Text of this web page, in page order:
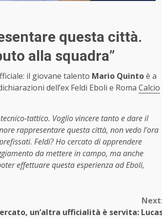
questa città.
alla squadra”
il giovane talento Mario Quintoè a
dell’ex Feldi Eboli e Roma Calcio
tattico. Voglio vincere tanto e dare il
rappresentare questa città, non vedo l’ora
Feldi? Ho cercato di apprendere
da mettere in campo, ma anche
effettuare questa esperienza ad Eboli,
un’altra ufficialità è servita: